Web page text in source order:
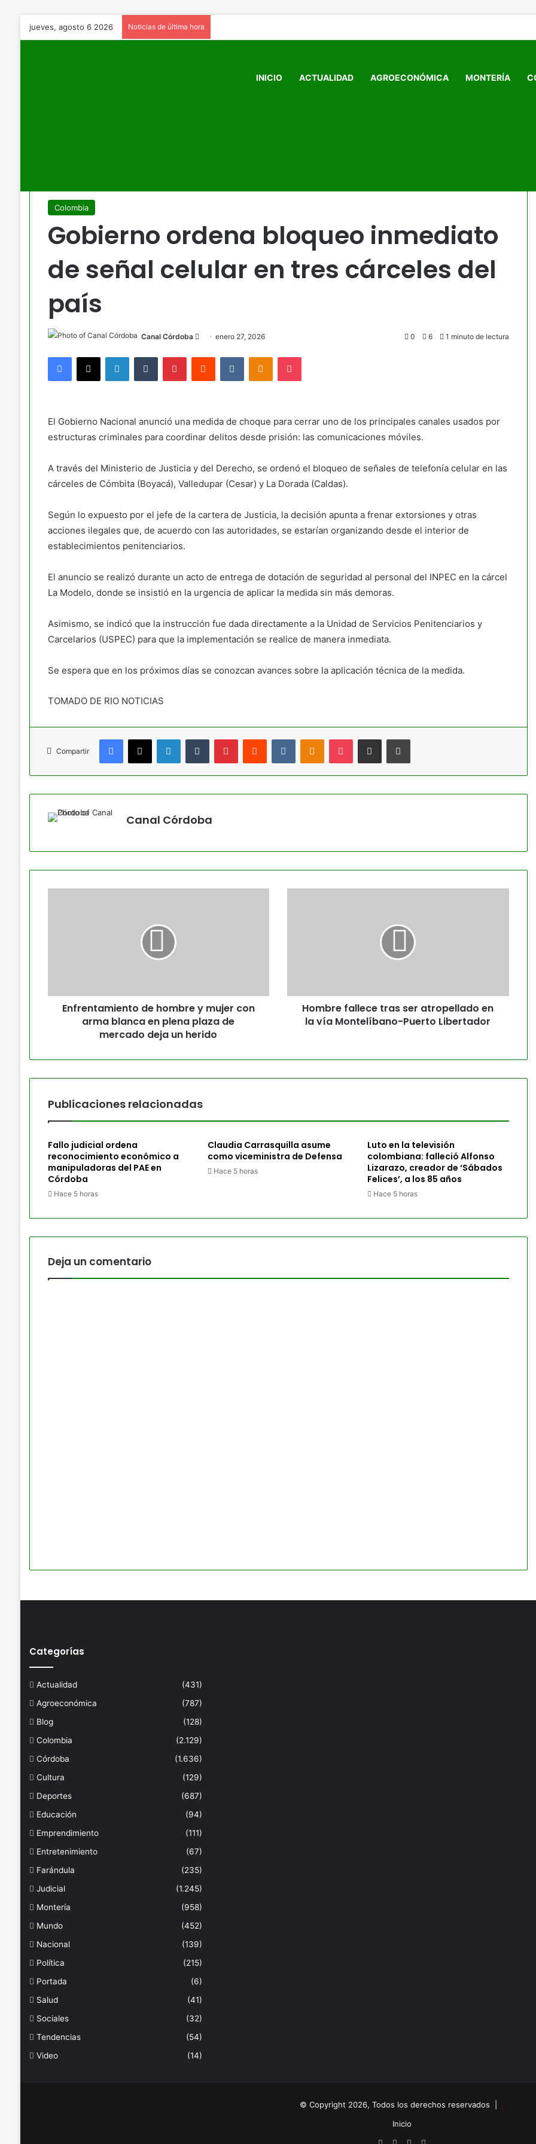
jueves, agosto 6 2026 Noticias de última hora
INICIO ACTUALIDAD AGROECONÓMICA MONTERÍA
Colombia
Gobierno ordena bloqueo inmediato
de señal celular en tres cárceles del
país
Canal Córdoba Send
email
enero 27, 2026 0 6 1 minuto de lectura
Facebook
X LinkedInTumblr PinterestReddit VKontakteOdnoklassniki
Pocket
El Gobierno Nacional anunció una medida de choque para cerrar uno de los principales canales usados por
estructuras criminales para coordinar delitos desde prisión: las comunicaciones móviles.
A través del Ministerio de Justicia y del Derecho, se ordenó el bloqueo de señales de telefonía celular en las
cárceles de Cómbita (Boyacá), Valledupar (Cesar) y La Dorada (Caldas).
Según lo expuesto por el jefe de la cartera de Justicia, la decisión apunta a frenar extorsiones y otras
acciones ilegales que, de acuerdo con las autoridades, se estarían organizando desde el interior de
establecimientos penitenciarios.
El anuncio se realizó durante un acto de entrega de dotación de seguridad al personal del INPEC en la cárcel
La Modelo, donde se insistió en la urgencia de aplicar la medida sin más demoras.
Asimismo, se indicó que la instrucción fue dada directamente a la Unidad de Servicios Penitenciarios y
Carcelarios (USPEC) para que la implementación se realice de manera inmediata.
Se espera que en los próximos días se conozcan avances sobre la aplicación técnica de la medida.
TOMADO DE RIO NOTICIAS
Compartir
Facebook
X LinkedInTumblr PinterestReddit VKontakteOdnoklassniki
Pocket Compartir por correo electrónicoImprimir
Canal Córdoba
Enfrentamiento de hombre y mujer con
arma blanca en plena plaza de
mercado deja un herido
Hombre fallece tras ser atropellado en
la vía Montelíbano-Puerto Libertador
Publicaciones relacionadas
Fallo judicial ordena
reconocimiento económico a
manipuladoras del PAE en
Córdoba
Hace 5 horas
Claudia Carrasquilla asume
como viceministra de Defensa
Hace 5 horas
Luto en la televisión
colombiana: falleció Alfonso
Lizarazo, creador de ‘Sábados
Felices’, a los 85 años
Hace 5 horas
Deja un comentario
Categorías
Actualidad
(431)
Agroeconómica
(787)
Blog
(128)
Colombia
(2.129)
Córdoba
(1.636)
Cultura
(129)
Deportes
(687)
Educación
(94)
Emprendimiento
(111)
Entretenimiento
(67)
Farándula
(235)
Judicial
(1.245)
Montería
(958)
Mundo
(452)
Nacional
(139)
Política
(215)
Portada
(6)
Salud
(41)
Sociales
(32)
Tendencias
(54)
Video
(14)
© Copyright 2026, Todos los derechos reservados |
Inicio